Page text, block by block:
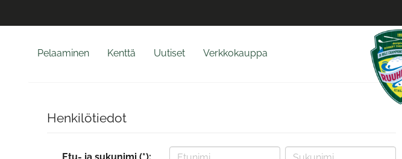
Pelaaminen Kenttä Uutiset Verkkokauppa
Henkilötiedot